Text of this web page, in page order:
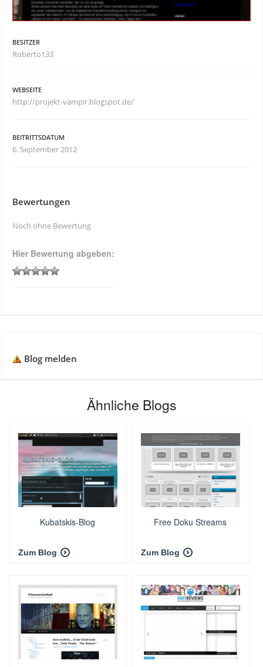
BESITZER
Roberto133
WEBSEITE
http://projekt-vampir.blogspot.de/
BEITRITTSDATUM
6. September 2012
Bewertungen
Noch ohne Bewertung
Hier Bewertung abgeben:
Blog melden
Ähnliche Blogs
Kubatskis-Blog
Zum Blog
Free Doku Streams
Zum Blog